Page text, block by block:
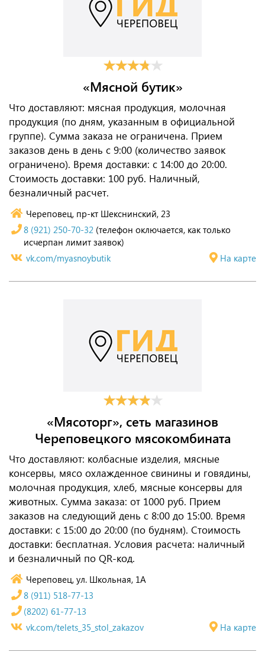
«Мясной бутик»
Что доставляют: мясная продукция, молочная
продукция (по дням, указанным в официальной
группе). Сумма заказа не ограничена. Прием
заказов день в день с 9:00 (количество заявок
ограничено). Время доставки: с 14:00 до 20:00.
Стоимость доставки: 100 руб. Наличный,
безналичный расчет.
Череповец, пр-кт Шекснинский, 23
На карте
8 (921) 250-70-32 (телефон оключается, как только
исчерпан лимит заявок)
vk.com/myasnoybutik
«Мясоторг», сеть магазинов
Череповецкого мясокомбината
Что доставляют: колбасные изделия, мясные
консервы, мясо охлажденное свинины и говядины,
молочная продукция, хлеб, мясные консервы для
животных. Сумма заказа: от 1000 руб. Прием
заказов на следующий день с 8:00 до 15:00. Время
доставки: с 15:00 до 20:00 (по будням). Стоимость
доставки: бесплатная. Условия расчета: наличный
и безналичный по QR-код.
Череповец, ул. Школьная, 1А
На карте
8 (911) 518-77-13
(8202) 61-77-13
vk.com/telets_35_stol_zakazov